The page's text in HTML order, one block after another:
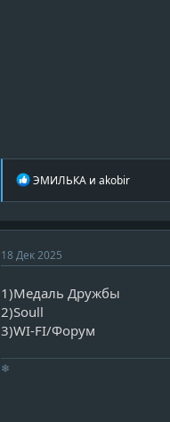
Р
а
ц
и
и
ЭМИЛЬКА и akobir
18 Дек 2025
1)Медаль Дружбы
2)Soull
3)WI-FI/Форум
❄